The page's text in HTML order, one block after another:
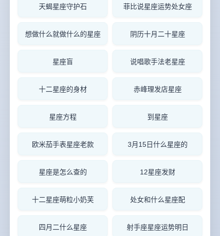
天蝎星座守护石 菲比说星座运势处女座
想做什么就做什么的星座 阴历十月二十星座
星座盲 说唱歌手法老星座
十二星座的身材 赤峰理发店星座
星座方程 到星座
欧米茄手表星座老款 3月15日什么星座的
星座是怎么查的 12星座发财
十二星座萌粒小奶芙 处女和什么星座配
四月二什么星座 射手座星座运势明日